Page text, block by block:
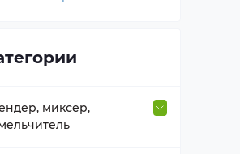
миксер,